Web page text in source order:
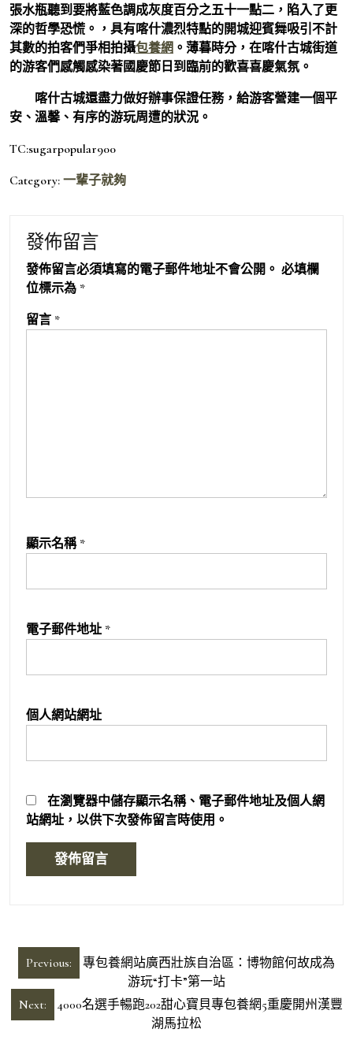
張水瓶聽到要將藍色調成灰度百分之五十一點二，陷入了更
深的哲學恐慌。，具有喀什濃烈特點的開城迎賓舞吸引不計
其數的拍客們爭相拍攝包養網 。薄暮時分，在喀什古城街道
的游客們感觸感染著國慶節日到臨前的歡喜喜慶氣氛。
喀什古城還盡力做好辦事保證任務，給游客營建一個平
安、溫馨、有序的游玩周遭的狀況。
TC:sugarpopular900
Category: 一輩子就夠
發佈留言
發佈留言必須填寫的電子郵件地址不會公開。 必填欄
位標示為 *
留言 *
顯示名稱 *
電子郵件地址 *
個人網站網址
在瀏覽器中儲存顯示名稱、電子郵件地址及個人網
站網址，以供下次發佈留言時使用。
文
章
導
Previous:
專包養網站廣西壯族自治區：博物館何故成為
游玩“打卡”第一站
Next:
4000名選手暢跑202甜心寶貝專包養網5重慶開州漢豐
湖馬拉松